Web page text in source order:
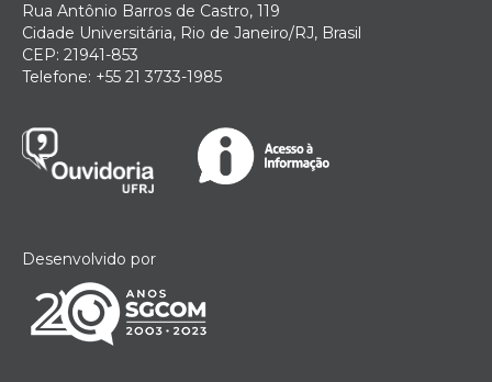
Rua Antônio Barros de Castro, 119
Cidade Universitária, Rio de Janeiro/RJ, Brasil
CEP: 21941-853
Telefone: +55 21 3733-1985
Desenvolvido por